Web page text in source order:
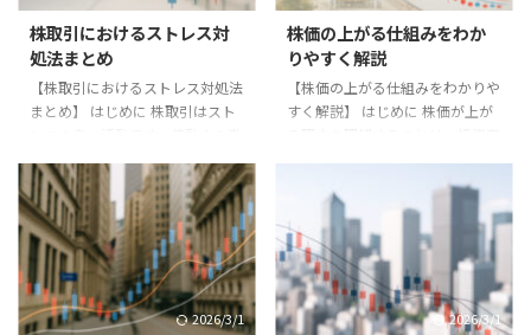
株取引におけるストレス対
処法まとめ
【株取引におけるストレス対処法
まとめ】 はじめに 株取引はスト
的な負担を感じる投資家は少なく
ありません。本記事では株取引に
おけるストレス対処法をまとめま
す。 対処法 1. **ポジション管理
**：無理のない資金配分で取引す
る。 2. **休養と睡眠**：健康を
優先する。 3. **呼吸法や瞑想
株価の上がる仕組みをわか
りやすく解説
【株価の上がる仕組みをわかりや
すく解説】 はじめに 株価が上が
ではなく、その背景を知ることで
冷静に投資判断を下せるようにな
ります。 需要と供給 株価は基本
的に需要と供給のバランスで決ま
ります。買いたい人が多ければ株
価は上がり、売りたい人が多けれ
ば株価は下がります。 企業業績
2026/3/1 2026/3/1